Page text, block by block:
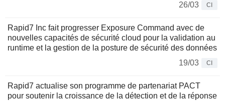
26/03
CI
Rapid7 Inc fait progresser Exposure Command avec de
nouvelles capacités de sécurité cloud pour la validation au
runtime et la gestion de la posture de sécurité des données
19/03
CI
Rapid7 actualise son programme de partenariat PACT
pour soutenir la croissance de la détection et de la réponse